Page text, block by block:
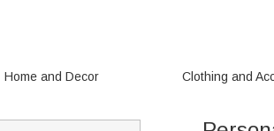
Home and Decor Clothing and